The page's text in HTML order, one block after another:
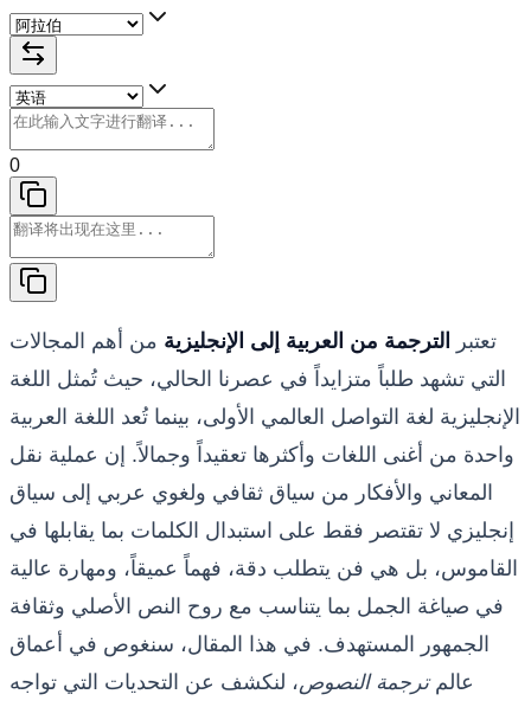
0
تعتبر الترجمة من العربية إلى الإنجليزية من أهم المجالات
التي تشهد طلباً متزايداً في عصرنا الحالي، حيث تُمثل اللغة
الإنجليزية لغة التواصل العالمي الأولى، بينما تُعد اللغة العربية
واحدة من أغنى اللغات وأكثرها تعقيداً وجمالاً. إن عملية نقل
المعاني والأفكار من سياق ثقافي ولغوي عربي إلى سياق
إنجليزي لا تقتصر فقط على استبدال الكلمات بما يقابلها في
القاموس، بل هي فن يتطلب دقة، فهماً عميقاً، ومهارة عالية
في صياغة الجمل بما يتناسب مع روح النص الأصلي وثقافة
الجمهور المستهدف. في هذا المقال، سنغوص في أعماق
عالمترجمة النصوص، لنكشف عن التحديات التي تواجه